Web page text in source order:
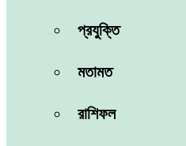
প্রযুক্তি
মতামত
রাশিফল